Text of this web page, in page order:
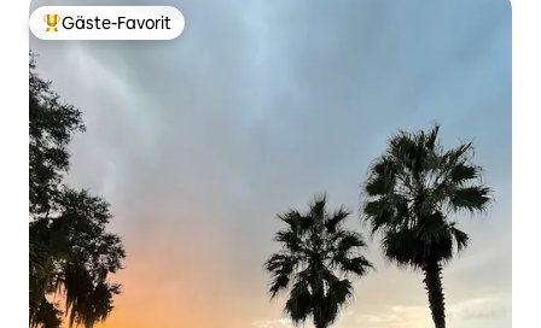
Beliebter Gäste-Favorit.
Gäste-Favorit